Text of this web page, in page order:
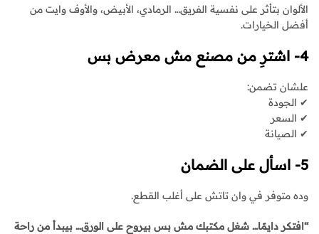
الألوان بتأثر على نفسية الفريق… الرمادي، الأبيض، والأوف وايت من
أفضل الخيارات.
4- اشترِ من مصنع مش معرض بس
علشان تضمن:
✔ الجودة
✔ السعر
✔ الصيانة
5- اسأل على الضمان
وده متوفر في وان تاتش على أغلب القطع.
“افتكر دايمًا… شغل مكتبك مش بس بيروح على الورق… بيبدأ من راحة